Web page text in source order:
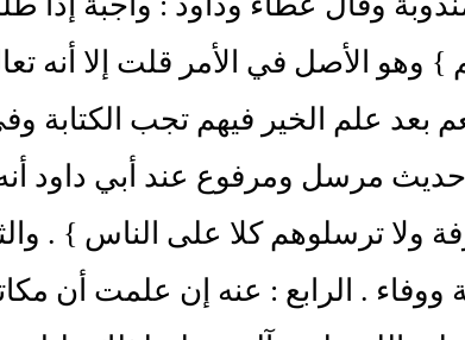
} وهو الأصل في الأمر قلت إلا أنه
بعد علم الخير فيهم تجب الكتابة
مرسل ومرفوع عند أبي داود
ولا ترسلوهم كلا على الناس } .
ووفاء . الرابع : عنه إن علمت أن